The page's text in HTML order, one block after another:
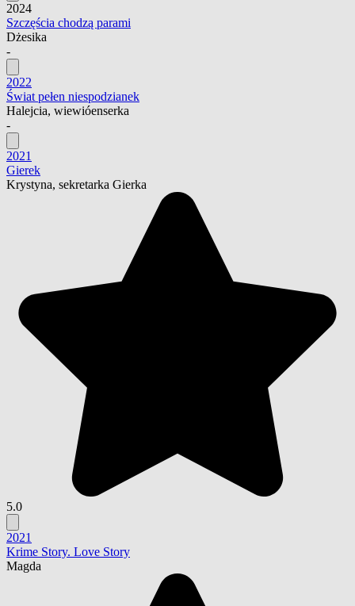
2024
Szczęścia chodzą parami
Dżesika
-
2022
Świat pełen niespodzianek
Halejcia, wiewióenserka
-
2021
Gierek
Krystyna, sekretarka Gierka
5.0
2021
Krime Story. Love Story
Magda